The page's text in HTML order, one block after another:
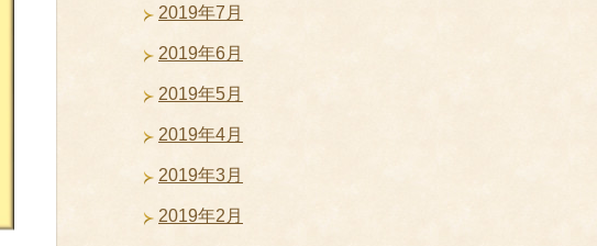
2019年7月
2019年6月
2019年5月
2019年4月
2019年3月
2019年2月